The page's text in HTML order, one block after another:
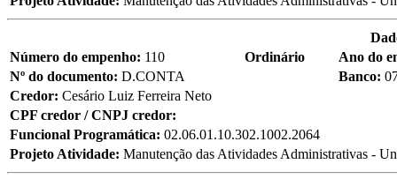
Número do empenho: 110 Ordinário
Ano do
Nº do documento: D.CONTA Banco:
Credor: Cesário Luiz Ferreira Neto
CPF credor / CNPJ credor:
Funcional Programática: 02.06.01.10.302.1002.2064
Projeto Atividade: Manutenção das Atividades Administrativas -